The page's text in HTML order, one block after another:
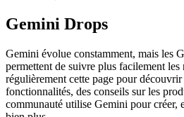
Gemini Drops
Gemini évolue constamment, mais les
permettent de suivre plus facilement les
régulièrement cette page pour découvrir
fonctionnalités, des conseils sur les
communauté utilise Gemini pour créer,